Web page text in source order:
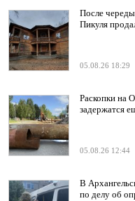
После
Пикуля
05.08.26 18:29
Раскопки на
задержатся
05.08.26 12:44
В
по делу об